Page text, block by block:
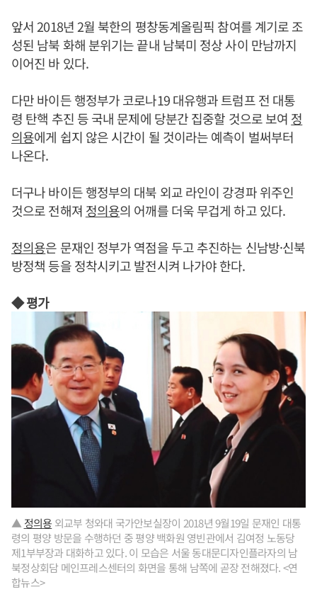
앞서 2018년 2월 북한의 평창동계올림픽 참여를 계기로 조
성된 남북 화해 분위기는 끝내 남북미 정상 사이 만남까지
이어진 바 있다.
다만 바이든 행정부가 코로나19 대유행과 트럼프 전 대통
령 탄핵 추진 등 국내 문제에 당분간 집중할 것으로 보여 정
의용에게 쉽지 않은 시간이 될 것이라는 예측이 벌써부터
나온다.
더구나 바이든 행정부의 대북 외교 라인이 강경파 위주인
것으로 전해져 정의용의 어깨를 더욱 무겁게 하고 있다.
정의용은 문재인 정부가 역점을 두고 추진하는 신남방·신북
방정책 등을 정착시키고 발전시켜 나가야 한다.
◆ 평가
▲정의용 외교부 청와대 국가안보실장이 2018년 9월19일 문재인 대통
령의 평양 방문을 수행하던 중 평양 백화원 영빈관에서 김여정 노동당
제1부부장과 대화하고 있다. 이 모습은 서울 동대문디자인플라자의 남
북정상회담 메인프레스센터의 화면을 통해 남쪽에 곧장 전해졌다. <연
합뉴스>